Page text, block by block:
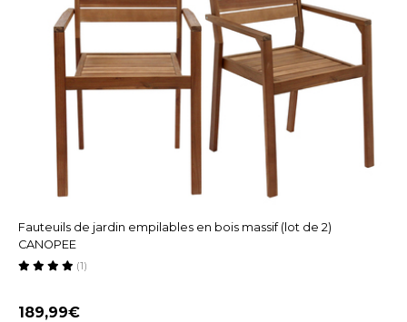
Fauteuils de jardin empilables en bois massif (lot de 2)
CANOPEE
(1)
189,99